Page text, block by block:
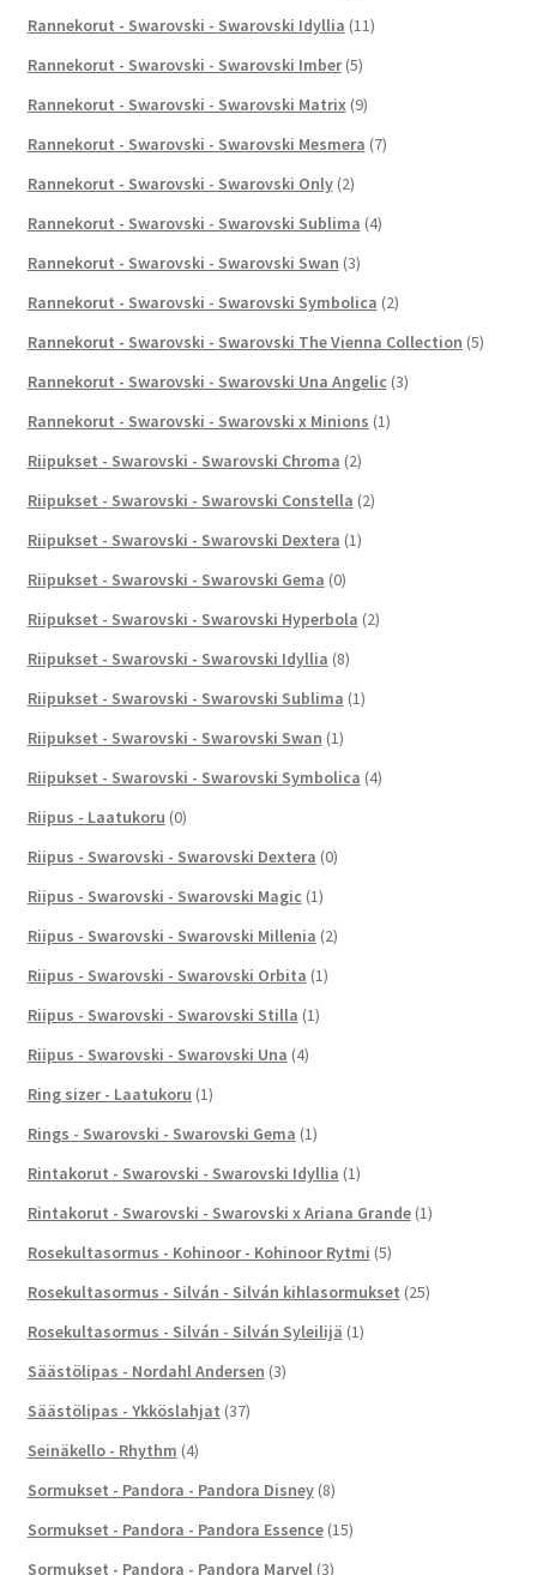
Rannekorut - Swarovski - Swarovski Idyllia (11)
Rannekorut - Swarovski - Swarovski Imber (5)
Rannekorut - Swarovski - Swarovski Matrix (9)
Rannekorut - Swarovski - Swarovski Mesmera (7)
Rannekorut - Swarovski - Swarovski Only (2)
Rannekorut - Swarovski - Swarovski Sublima (4)
Rannekorut - Swarovski - Swarovski Swan (3)
Rannekorut - Swarovski - Swarovski Symbolica (2)
Rannekorut - Swarovski - Swarovski The Vienna Collection (5)
Rannekorut - Swarovski - Swarovski Una Angelic (3)
Rannekorut - Swarovski - Swarovski x Minions (1)
Riipukset - Swarovski - Swarovski Chroma (2)
Riipukset - Swarovski - Swarovski Constella (2)
Riipukset - Swarovski - Swarovski Dextera (1)
Riipukset - Swarovski - Swarovski Gema (0)
Riipukset - Swarovski - Swarovski Hyperbola (2)
Riipukset - Swarovski - Swarovski Idyllia (8)
Riipukset - Swarovski - Swarovski Sublima (1)
Riipukset - Swarovski - Swarovski Swan (1)
Riipukset - Swarovski - Swarovski Symbolica (4)
Riipus - Laatukoru (0)
Riipus - Swarovski - Swarovski Dextera (0)
Riipus - Swarovski - Swarovski Magic (1)
Riipus - Swarovski - Swarovski Millenia (2)
Riipus - Swarovski - Swarovski Orbita (1)
Riipus - Swarovski - Swarovski Stilla (1)
Riipus - Swarovski - Swarovski Una (4)
Ring sizer - Laatukoru (1)
Rings - Swarovski - Swarovski Gema (1)
Rintakorut - Swarovski - Swarovski Idyllia (1)
Rintakorut - Swarovski - Swarovski x Ariana Grande (1)
Rosekultasormus - Kohinoor - Kohinoor Rytmi (5)
Rosekultasormus - Silván - Silván kihlasormukset (25)
Rosekultasormus - Silván - Silván Syleilijä (1)
Säästölipas - Nordahl Andersen (3)
Säästölipas - Ykköslahjat (37)
Seinäkello - Rhythm (4)
Sormukset - Pandora - Pandora Disney (8)
Sormukset - Pandora - Pandora Essence (15)
Sormukset - Pandora - Pandora Marvel (3)